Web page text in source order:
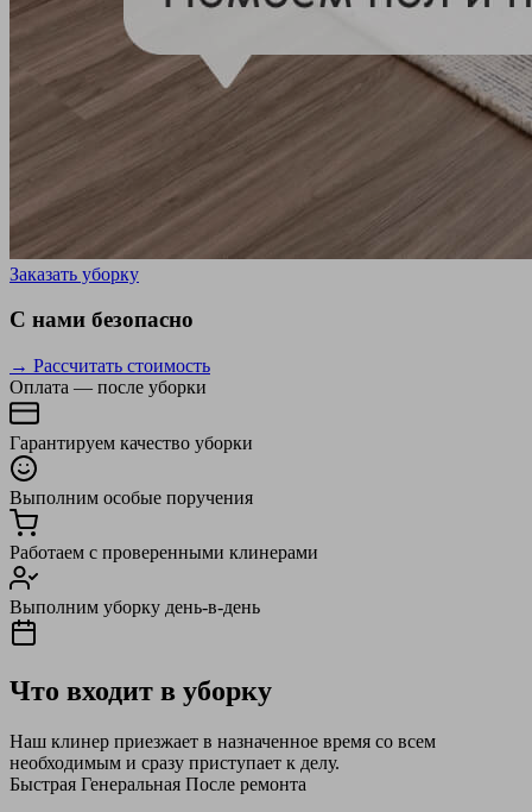
Заказать уборку
С нами безопасно
→ Рассчитать стоимость
Оплата — после уборки
Гарантируем качество уборки
Выполним особые поручения
Работаем с проверенными клинерами
Выполним уборку день-в-день
Что входит в уборку
Наш клинер приезжает в назначенное время со всем
необходимым и сразу приступает к делу.
Быстрая Генеральная После ремонта